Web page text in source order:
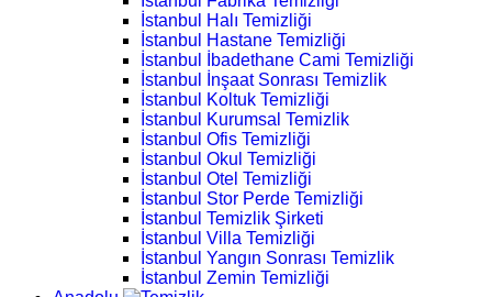
İstanbul Halı Temizliği
İstanbul Hastane Temizliği
İstanbul İbadethane Cami Temizliği
İstanbul İnşaat Sonrası Temizlik
İstanbul Koltuk Temizliği
İstanbul Kurumsal Temizlik
İstanbul Ofis Temizliği
İstanbul Okul Temizliği
İstanbul Otel Temizliği
İstanbul Stor Perde Temizliği
İstanbul Temizlik Şirketi
İstanbul Villa Temizliği
İstanbul Yangın Sonrası Temizlik
İstanbul Zemin Temizliği